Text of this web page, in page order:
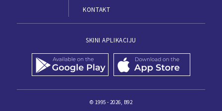
KONTAKT
SKINI APLIKACIJU
© 1995 - 2026, B92